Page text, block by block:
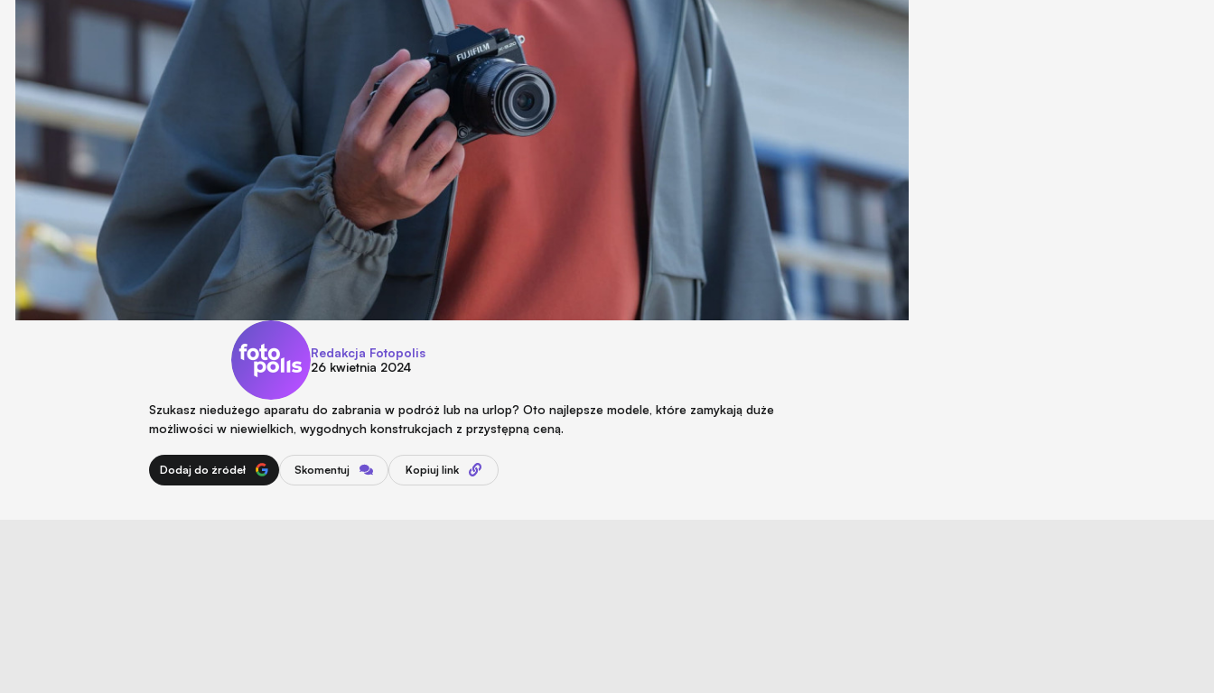
Redakcja Fotopolis
26 kwietnia 2024
Szukasz niedużego aparatu do zabrania w podróż lub na urlop? Oto najlepsze modele, które zamykają duże
możliwości w niewielkich, wygodnych konstrukcjach z przystępną ceną.
Dodaj do źródeł Skomentuj Kopiuj link